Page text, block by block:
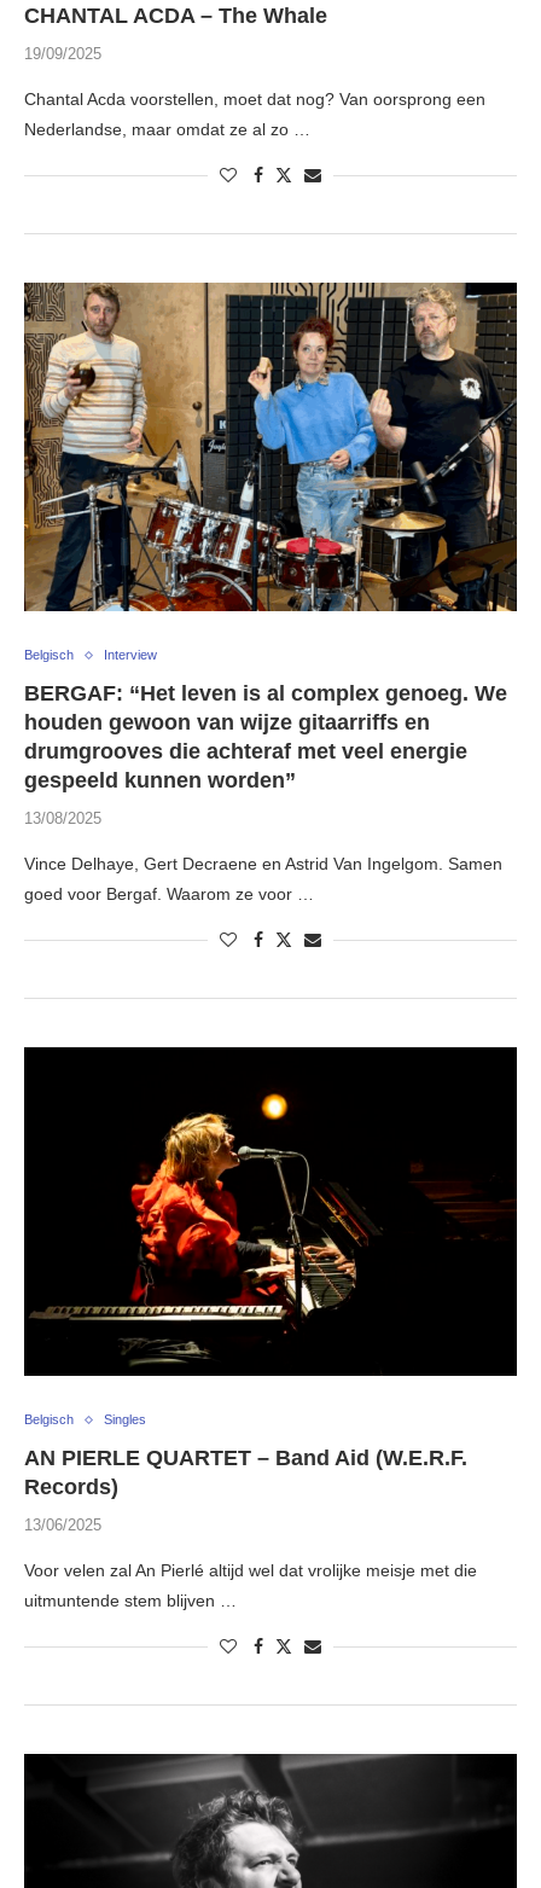
CHANTAL ACDA – The Whale
19/09/2025
Chantal Acda voorstellen, moet dat nog? Van oorsprong een
Nederlandse, maar omdat ze al zo …
Belgisch Interview
BERGAF: “Het leven is al complex genoeg. We
houden gewoon van wijze gitaarriffs en
drumgrooves die achteraf met veel energie
gespeeld kunnen worden”
13/08/2025
Vince Delhaye, Gert Decraene en Astrid Van Ingelgom. Samen
goed voor Bergaf. Waarom ze voor …
Belgisch Singles
AN PIERLE QUARTET – Band Aid (W.E.R.F.
Records)
13/06/2025
Voor velen zal An Pierlé altijd wel dat vrolijke meisje met die
uitmuntende stem blijven …